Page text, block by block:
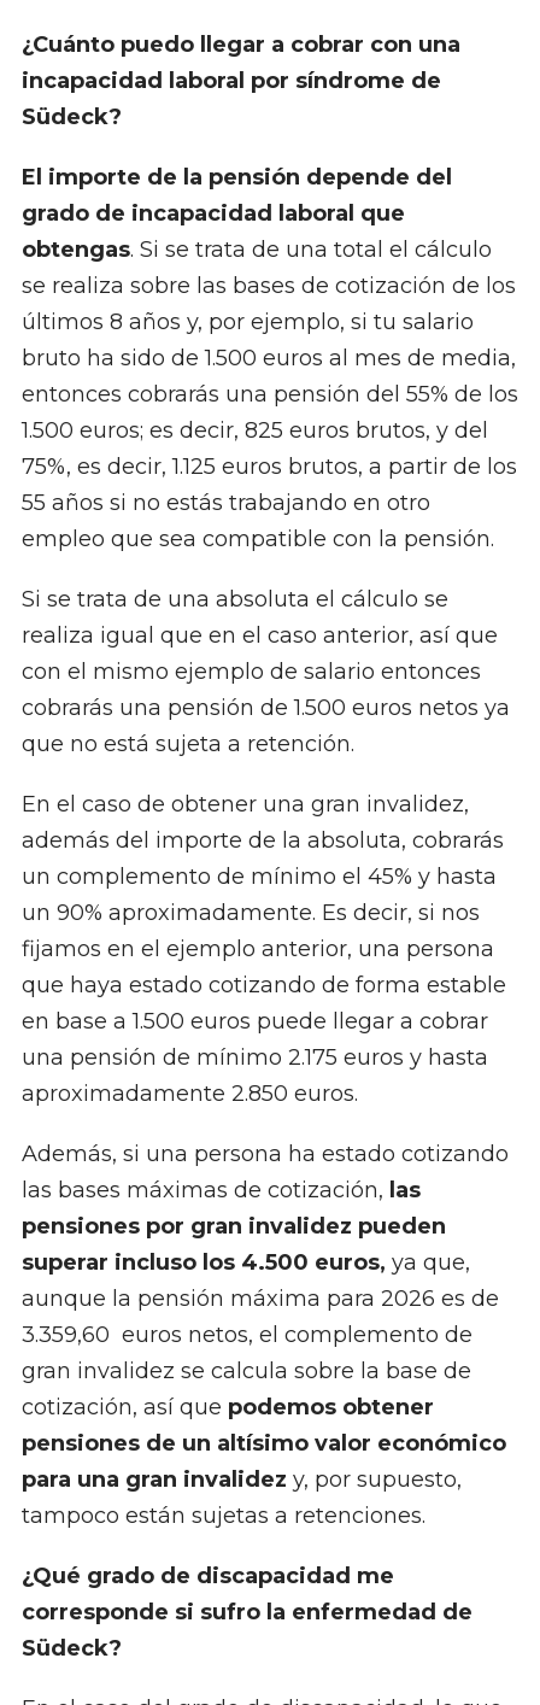
¿Cuánto puedo llegar a cobrar con una
incapacidad laboral por síndrome de
Südeck?
El importe de la pensión depende del
grado de incapacidad laboral que
obtengas. Si se trata de una total el cálculo
se realiza sobre las bases de cotización de los
últimos 8 años y, por ejemplo, si tu salario
bruto ha sido de 1.500 euros al mes de media,
entonces cobrarás una pensión del 55% de los
1.500 euros; es decir, 825 euros brutos, y del
75%, es decir, 1.125 euros brutos, a partir de los
55 años si no estás trabajando en otro
empleo que sea compatible con la pensión.
Si se trata de una absoluta el cálculo se
realiza igual que en el caso anterior, así que
con el mismo ejemplo de salario entonces
cobrarás una pensión de 1.500 euros netos ya
que no está sujeta a retención.
En el caso de obtener una gran invalidez,
además del importe de la absoluta, cobrarás
un complemento de mínimo el 45% y hasta
un 90% aproximadamente. Es decir, si nos
fijamos en el ejemplo anterior, una persona
que haya estado cotizando de forma estable
en base a 1.500 euros puede llegar a cobrar
una pensión de mínimo 2.175 euros y hasta
aproximadamente 2.850 euros.
Además, si una persona ha estado cotizando
las bases máximas de cotización, las
pensiones por gran invalidez pueden
superar incluso los 4.500 euros, ya que,
aunque la pensión máxima para 2026 es de
3.359,60 euros netos, el complemento de
gran invalidez se calcula sobre la base de
cotización, así que podemos obtener
pensiones de un altísimo valor económico
para una gran invalidez y, por supuesto,
tampoco están sujetas a retenciones.
¿Qué grado de discapacidad me
corresponde si sufro la enfermedad de
Südeck?